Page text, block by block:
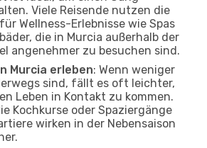
Viele Reisende nutzen die
Wellness-Erlebnisse wie Spas
die in Murcia außerhalb der
angenehmer zu besuchen sind.
Murcia erleben: Wenn weniger
sind, fällt es oft leichter,
Leben in Kontakt zu kommen.
Kochkurse oder Spaziergänge
wirken in der Nebensaison